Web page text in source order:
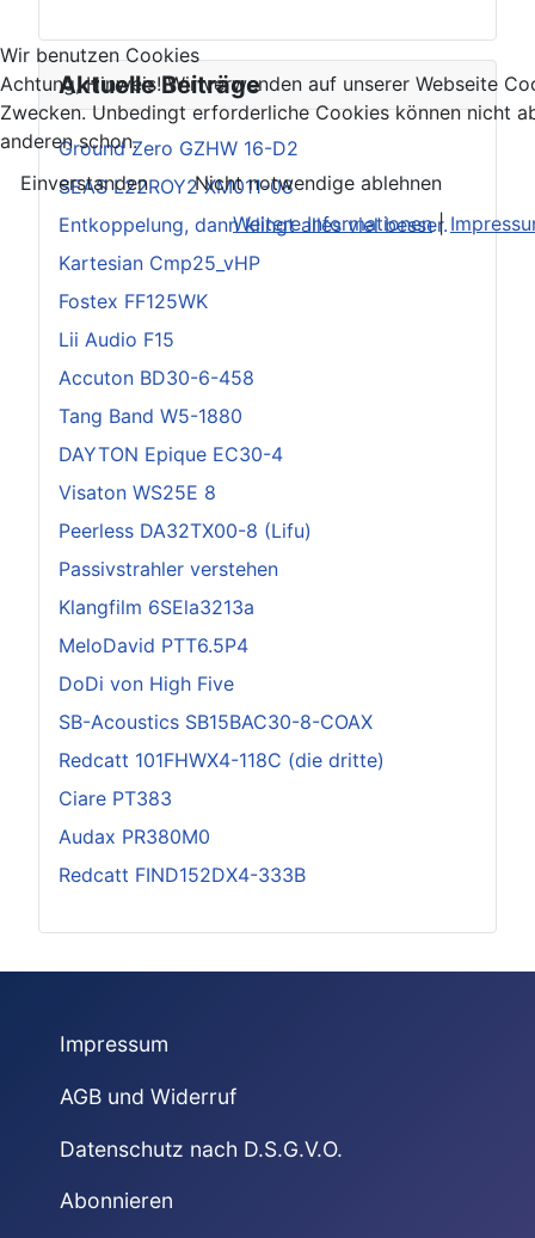
Aktuelle Beiträge
Ground Zero GZHW 16-D2
SEAS L22ROY2 XM011-08
Entkoppelung, dann klingt alles viel besser.
Kartesian Cmp25_vHP
Fostex FF125WK
Lii Audio F15
Accuton BD30-6-458
Tang Band W5-1880
DAYTON Epique EC30-4
Visaton WS25E 8
Peerless DA32TX00-8 (Lifu)
Passivstrahler verstehen
Klangfilm 6SEla3213a
MeloDavid PTT6.5P4
DoDi von High Five
SB-Acoustics SB15BAC30-8-COAX
Redcatt 101FHWX4-118C (die dritte)
Ciare PT383
Audax PR380M0
Redcatt FIND152DX4-333B
Impressum
AGB und Widerruf
Datenschutz nach D.S.G.V.O.
Abonnieren
Wir benutzen Cookies
Achtung, Hinweis! Wir verwenden auf unserer Webseite
Zwecken. Unbedingt erforderliche Cookies können nicht
anderen schon.
Einverstanden
Nicht notwendige ablehnen
Weitere Informationen|